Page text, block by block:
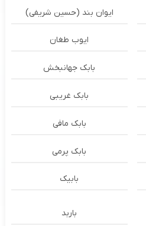
ایوان بند (حسین شریفی)
ایوب طغان
بابک جهانبخش
بابک غریبی
بابک مافی
بابک پرمی
بابیک
باربد